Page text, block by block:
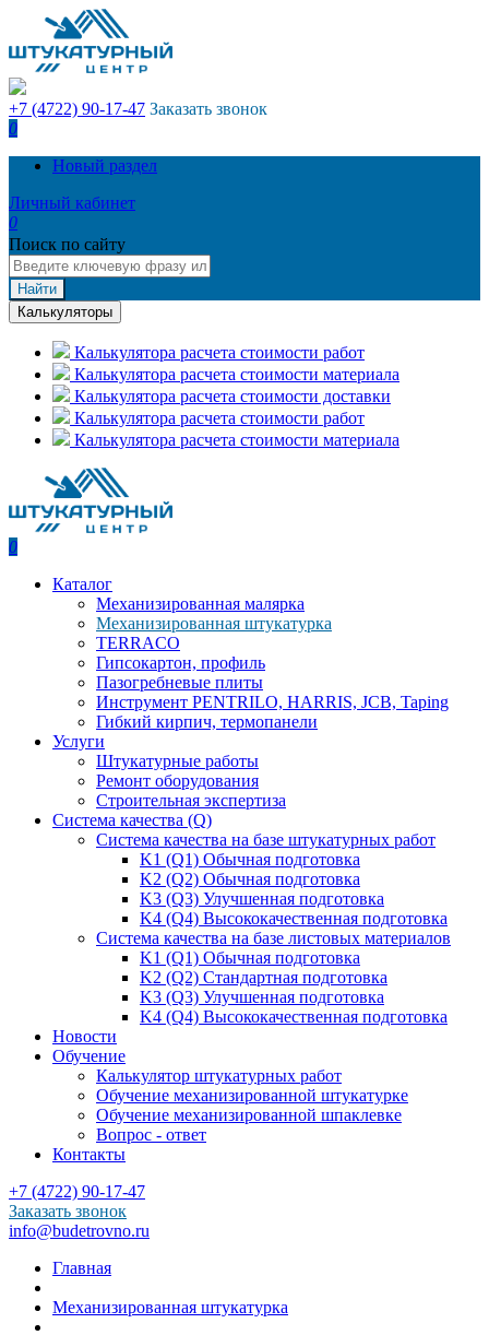
+7 (4722) 90-17-47 Заказать звонок
0
Новый раздел
Личный кабинет
0
Поиск по сайту
Найти
Калькуляторы
Калькулятора расчета стоимости работ
Калькулятора расчета стоимости материала
Калькулятора расчета стоимости доставки
Калькулятора расчета стоимости работ
Калькулятора расчета стоимости материала
0
Каталог
Механизированная малярка
Механизированная штукатурка
TERRACO
Гипсокартон, профиль
Пазогребневые плиты
Инструмент PENTRILO, HARRIS, JCB, Taping
Гибкий кирпич, термопанели
Услуги
Штукатурные работы
Ремонт оборудования
Строительная экспертиза
Система качества (Q)
Система качества на базе штукатурных работ
K1 (Q1) Обычная подготовка
K2 (Q2) Обычная подготовка
K3 (Q3) Улучшенная подготовка
K4 (Q4) Высококачественная подготовка
Система качества на базе листовых материалов
K1 (Q1) Обычная подготовка
K2 (Q2) Стандартная подготовка
K3 (Q3) Улучшенная подготовка
K4 (Q4) Высококачественная подготовка
Новости
Обучение
Калькулятор штукатурных работ
Обучение механизированной штукатурке
Обучение механизированной шпаклевке
Вопрос - ответ
Контакты
+7 (4722) 90-17-47
Заказать звонок
info@budetrovno.ru
Главная
Механизированная штукатурка